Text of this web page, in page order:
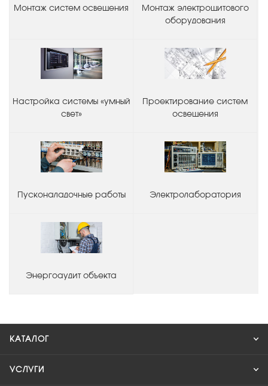
Монтаж систем освещения
Монтаж электрощитового
оборудования
Настройка системы «умный
свет»
Проектирование систем
освещения
Пусконаладочные работы Электролаборатория
Энергоаудит объекта
КАТАЛОГ
УСЛУГИ